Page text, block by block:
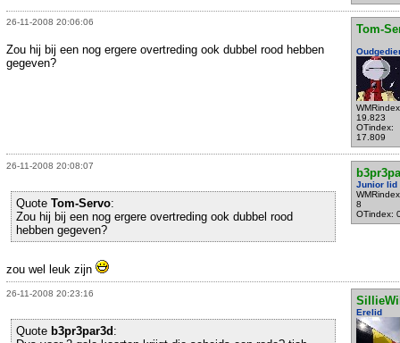
26-11-2008 20:06:06
Tom-
19.823
OTindex:
17.809
Zou hij bij een nog ergere overtreding ook dubbel rood hebben
gegeven?
26-11-2008 20:08:07
Junior lid
8
OTindex:
Quote Tom-Servo:
Zou hij bij een nog ergere overtreding ook dubbel rood
hebben gegeven?
zou wel leuk zijn
26-11-2008 20:23:16
Erelid
Quote b3pr3par3d :